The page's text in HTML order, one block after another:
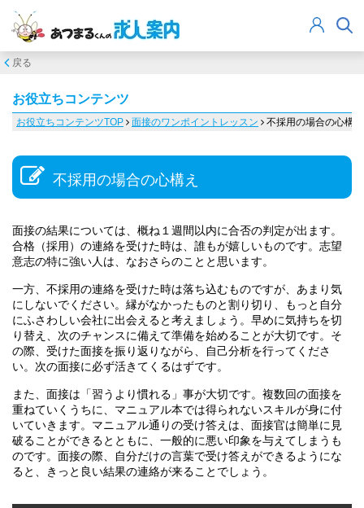
戻る
お役立ちコンテンツ
お役立ちコンテンツTOP 面接のワンポイントレッスン 不採用の場合の心構え
不採用の場合の心構え
面接の結果については、概ね１週間以内に合否の判定が出ます。
合格（採用）の連絡を受けた時は、誰もが嬉しいものです。志望
意志の特に強い人は、なおさらのことと思います。
一方、不採用の連絡を受けた時は落ち込むものですが、あまり気
にしないでください。縁がなかったものと割り切り、もっと自分
にふさわしい会社に出会えると考えましょう。早めに気持ちを切
り替え、次のチャンスに備えて準備を始めることが大切です。そ
の際、受けた面接を振り返りながら、自己分析を行ってくださ
い。次の面接に必ず活きてくるはずです。
また、面接は「習うより慣れる」事が大切です。複数回の面接を
重ねていくうちに、マニュアル本では得られないスキルが身に付
いていきます。マニュアル通りの受け答えは、面接官は簡単に見
破ることができるとともに、一般的に悪い印象を与えてしまうも
のです。面接の際、自分だけの言葉で受け答えができるようにな
ると、きっと良い結果の連絡が来ることでしょう。